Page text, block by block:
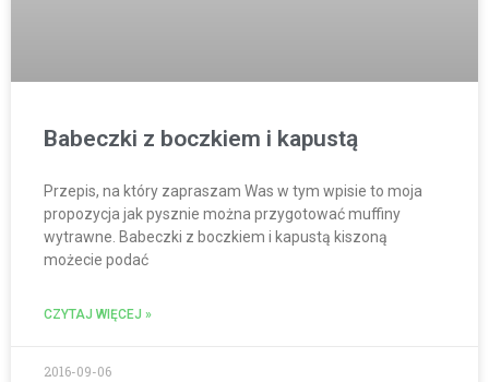
Babeczki z boczkiem i kapustą
Przepis, na który zapraszam Was w tym wpisie to moja
propozycja jak pysznie można przygotować muffiny
wytrawne. Babeczki z boczkiem i kapustą kiszoną
możecie podać
CZYTAJ WIĘCEJ »
2016-09-06